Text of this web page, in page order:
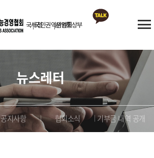
국세청국민권익위원회
산업통상부
뉴스레터
공지사항 협회소식 기부금 내역 공개